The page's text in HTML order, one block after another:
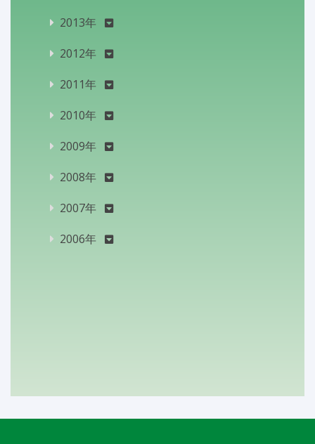
2013年
2012年
2011年
2010年
2009年
2008年
2007年
2006年